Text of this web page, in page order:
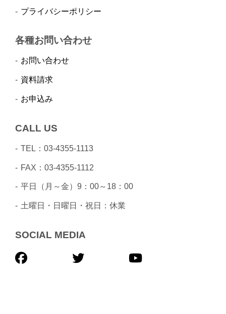
プライバシーポリシー
各種お問い合わせ
お問い合わせ
資料請求
お申込み
CALL US
TEL：03-4355-1113
FAX：03-4355-1112
平日（月～金）9：00～18：00
土曜日・日曜日・祝日：休業
SOCIAL MEDIA